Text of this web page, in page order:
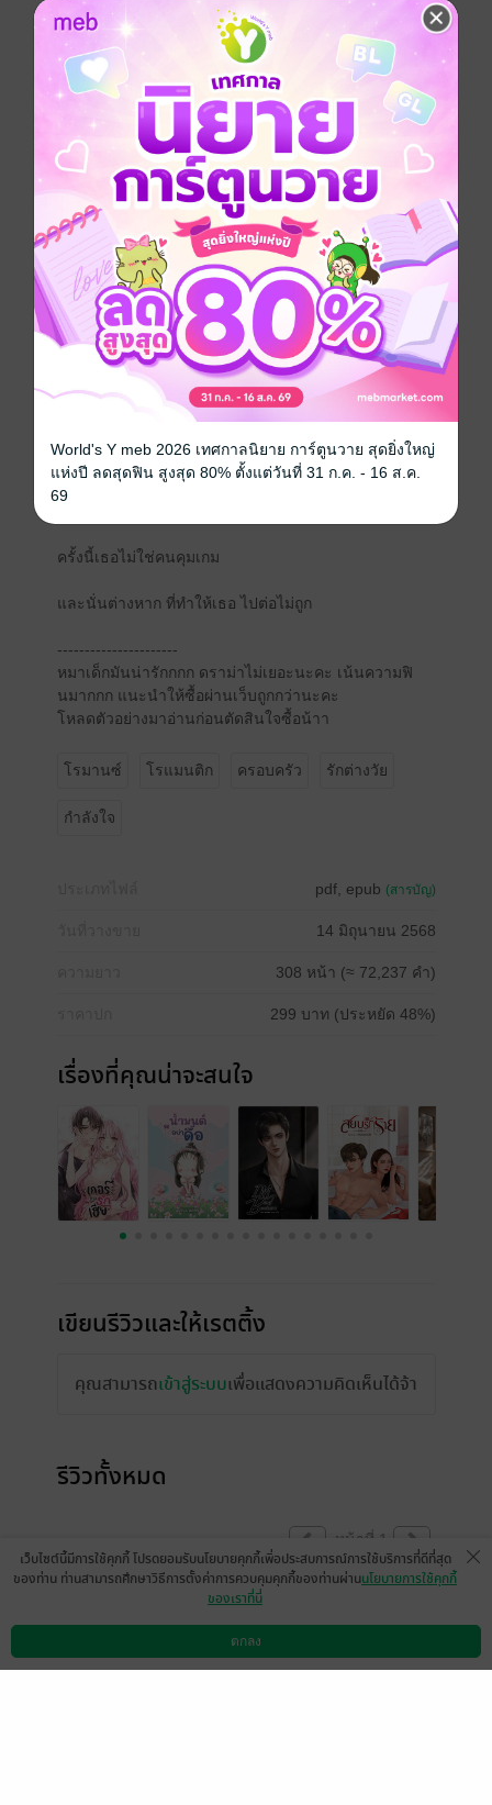
"ผมไม่ได้รู้จักคุณ" คิรินตอบนิ่ง "ผมแค่เห็นว่าคุณไม่เคย
ปล่อยให้ใครเข้าใกล้คุณจริงๆ แม้แต่ตอนที่คุณ ยั่วคนอื่น
คุณก็ยังถอยในใจไปตั้งหลายก้าว" คำพูดสุดท้ายเหมือน
เสียงปืนที่ลั่นใส่เกราะบางของเธอ
อิมเมจนิ่งสนิท แววตาที่เคยมั่นใจตอนนี้วูบไหวเหมือนเด็กผู้
หญิงที่จู่ๆ ก็ถูกลากออกจากบทบาทนางพญาที่เธอเล่นมา
ตลอด
"นายไม่ควรพูดแบบนี้" เสียงเธอเบาลงกว่าทุกครั้ง ตั้งแต่คุย
กันมา
ไม่ใช่เสียงอารมณ์
แต่เป็นเสียงของใครบางคน ที่เริ่มรู้สึกเปลือย
คิรินไม่ได้ขยับเข้าไปใกล้กว่าเดิม เขาเพียงแค่ยืนตรงนั้น
ใกล้พอให้เธอรู้ว่าเขาไม่กลัวที่จะเข้าใจเธอ
อิมเมจหายใจเข้าลึกๆ แต่กลับไม่สามารถหาคำพูดที่เฉียบ
ครั้งนี้เธอไม่ใช่คนคุมเกม
และนั่นต่างหาก ที่ทำให้เธอ ไปต่อไม่ถูก
----------------------
หมาเด็กมันน่ารักกกก ดราม่าไม่เยอะนะคะ เน้นความฟิ
นมากกก แนะนำให้ซื้อผ่านเว็บถูกกว่านะคะ
โหลดตัวอย่างมาอ่านก่อนตัดสินใจซื้อน้าา
โรมานซ์ โรแมนติก ครอบครัว รักต่างวัย
กำลังใจ
pdf, epub (สารบัญ)
14 มิถุนายน 2568
308 หน้า (≈ 72,237 คำ)
299 บาท (ประหยัด 48%)
เรื่องที่คุณน่าจะสนใจ
เขียนรีวิวและให้เรตติ้ง
คุณสามารถเข้าสู่ระบบเพื่อแสดงความคิดเห็นได้จ้า
รีวิวทั้งหมด
หน้าที่ 1
ดาวน์โหลดแอป วิธีการใช้งาน ติดต่อเรา
เว็บไซต์นี้มีการใช้คุกกี้ โปรดยอมรับนโยบายคุกกี้เพื่อประสบการณ์การใช้บริการที่ดีที่สุด
ของท่าน ท่านสามารถศึกษาวิธีการตั้งค่าการควบคุมคุกกี้ของท่านผ่านนโยบายการใช้คุกกี้
ของเราที่นี่
ตกลง
World's Y meb 2026 เทศกาลนิยาย การ์ตูนวาย สุดยิ่งใหญ่
แห่งปี ลดสุดฟิน สูงสุด 80% ตั้งแต่วันที่ 31 ก.ค. - 16 ส.ค.
69